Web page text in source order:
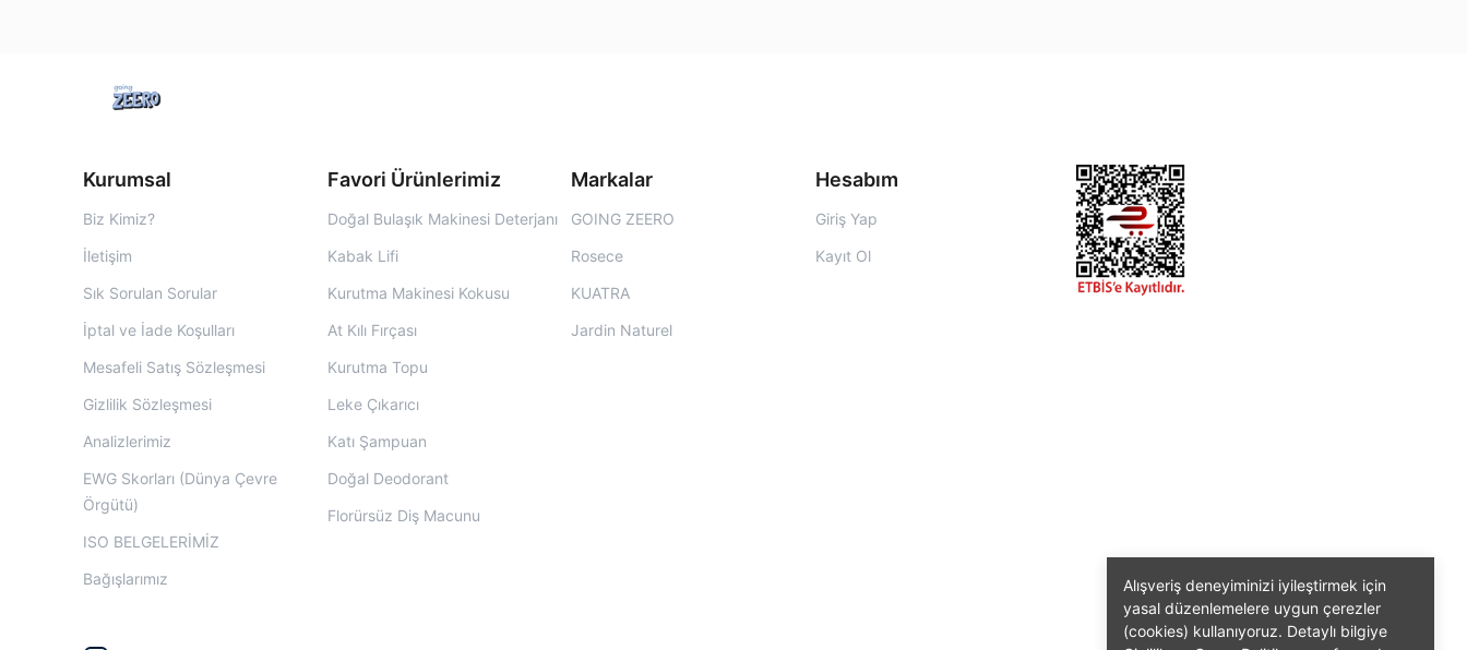
Alışveriş deneyiminizi iyileştirmek için
yasal düzenlemelere uygun çerezler
(cookies) kullanıyoruz. Detaylı bilgiye
Kurumsal
Biz Kimiz?
İletişim
Sık Sorulan Sorular
İptal ve İade Koşulları
Mesafeli Satış Sözleşmesi
Gizlilik Sözleşmesi
Analizlerimiz
EWG Skorları (Dünya Çevre
Örgütü)
ISO BELGELERİMİZ
Bağışlarımız
Favori Ürünlerimiz
Doğal Bulaşık Makinesi Deterjanı
Kabak Lifi
Kurutma Makinesi Kokusu
At Kılı Fırçası
Kurutma Topu
Leke Çıkarıcı
Katı Şampuan
Doğal Deodorant
Florürsüz Diş Macunu
Markalar
GOING ZEERO
Rosece
KUATRA
Jardin Naturel
Hesabım
Giriş Yap
Kayıt Ol